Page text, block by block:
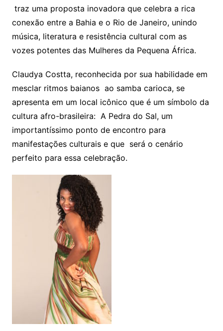
traz uma proposta inovadora que celebra a rica
conexão entre a Bahia e o Rio de Janeiro, unindo
música, literatura e resistência cultural com as
vozes potentes das Mulheres da Pequena África.
Claudya Costta, reconhecida por sua habilidade em
mesclar ritmos baianos ao samba carioca, se
apresenta em um local icônico que é um símbolo da
cultura afro-brasileira: A Pedra do Sal, um
importantíssimo ponto de encontro para
manifestações culturais e que será o cenário
perfeito para essa celebração.